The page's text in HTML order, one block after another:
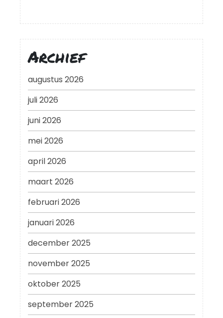
Archief
augustus 2026
juli 2026
juni 2026
mei 2026
april 2026
maart 2026
februari 2026
januari 2026
december 2025
november 2025
oktober 2025
september 2025